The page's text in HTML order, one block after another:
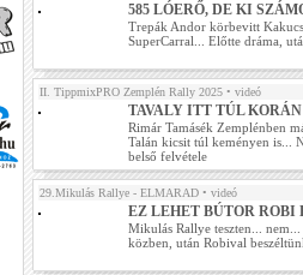
585 LÓERŐ, DE KI
Trepák Andor körbevitt
SuperCarral... Előtte dráma,
II. TippmixPRO Zemplén Rally 2025 • videó
TAVALY ITT TÚL
Rimár Tamásék Zemplénben
Talán kicsit túl keményen is...
belső felvétele
29.Mikulás Rallye - ELMARAD • videó
EZ LEHET BÚTOR ROBI
Mikulás Rallye teszten...
közben, után Robival